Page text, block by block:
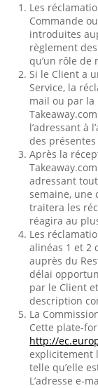
Les
Commande
introduites
règlement
qu’un rôle de
Si le Client a
Service, la
mail ou par la
l’adressant à
des
Après la
adressant
semaine, une
traitera les
réagira au
Les
alinéas 1 et 2
auprès du
délai
par le Client
description
La
Cette plate-
http://
explicitement
telle qu’elle
L’adresse e-